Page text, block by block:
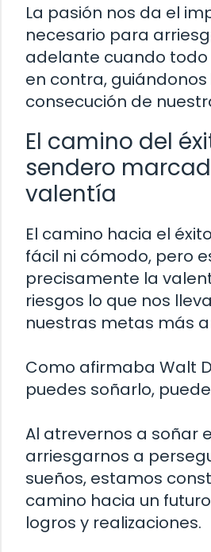
La pasión nos da el
necesario para
adelante cuando
en contra,
consecución de
El camino del
sendero
valentía
El camino hacia el
fácil ni cómodo, pero
precisamente la
riesgos lo que nos
nuestras metas más
Como afirmaba Walt
puedes soñarlo,
Al atrevernos a soñar
arriesgarnos a
sueños, estamos
camino hacia un
logros y realizaciones.